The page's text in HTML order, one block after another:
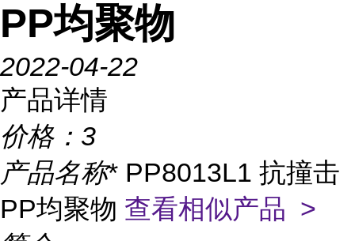
PP均聚物
2022-04-22
产品详情
价格： 3
产品名称* PP8013L1 抗撞击
PP均聚物 查看相似产品 >